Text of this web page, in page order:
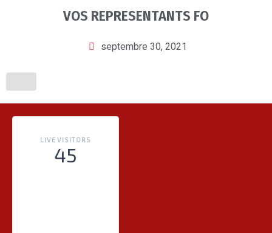
VOS REPRESENTANTS FO
septembre 30, 2021
LIVE VISITORS
45